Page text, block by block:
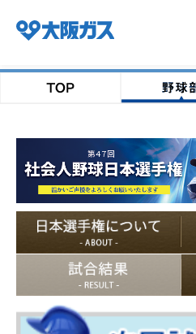
企業/グループについて
社会貢献
技術開発